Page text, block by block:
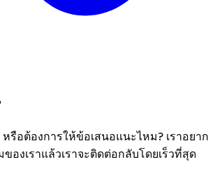
รือต้องการให้ข้อเสนอแนะไหม? เราอยาก
งเราแล้วเราจะติดต่อกลับโดยเร็วที่สุด